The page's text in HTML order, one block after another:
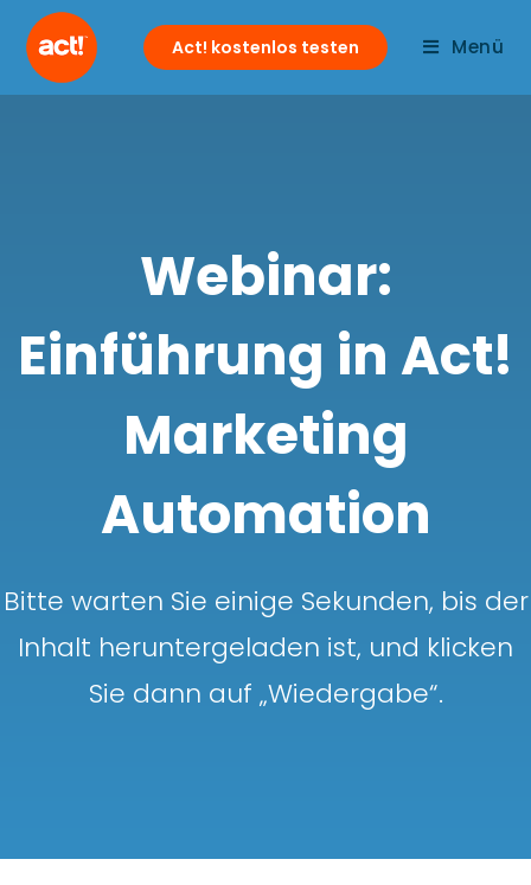
Menü
Act! kostenlos testen
Webinar:
Einführung in Act!
Marketing
Automation
Bitte warten Sie einige Sekunden, bis der
Inhalt heruntergeladen ist, und klicken
Sie dann auf „Wiedergabe“.